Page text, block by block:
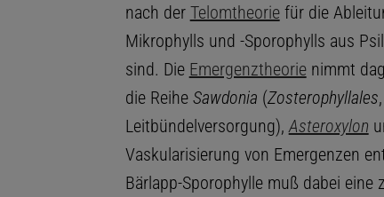
nach der Telomtheoriefür die
Mikrophylls und -Sporophylls aus
sind. Die Emergenztheorienimmt
die Reihe Sawdonia (Zosterophyllales,
Leitbündelversorgung), Asteroxylon
Vaskularisierung von Emergenzen
Bärlapp-Sporophylle muß dabei